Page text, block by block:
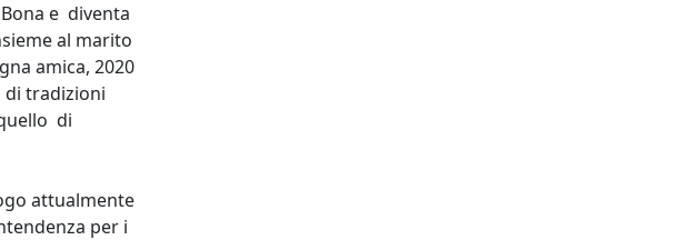
e diventa
al marito
amica, 2020
di tradizioni
di
attualmente
per i